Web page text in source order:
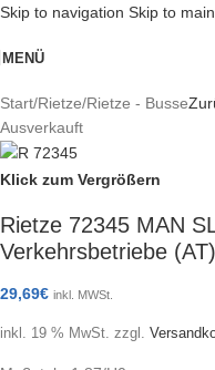
Skip to navigation Skip to
MENÜ
Start/Rietze/Rietze - Busse
Ausverkauft
Klick zum Vergrößern
Rietze 72345 MAN
Verkehrsbetriebe
29,69€ inkl. MWSt.
inkl. 19 % MwSt. zzgl.